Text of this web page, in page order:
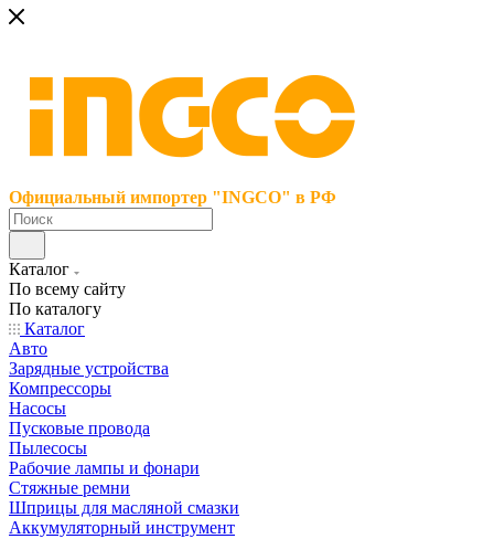
Официальный импортер "INGCO" в РФ
Каталог
По всему сайту
По каталогу
Каталог
Авто
Зарядные устройства
Компрессоры
Насосы
Пусковые провода
Пылесосы
Рабочие лампы и фонари
Стяжные ремни
Шприцы для масляной смазки
Аккумуляторный инструмент